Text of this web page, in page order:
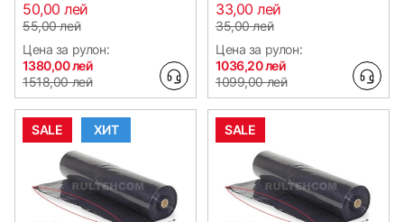
50,00 лей
55,00 лей
Цена за рулон:
1380,00 лей
1518,00 лей
33,00 лей
35,00 лей
Цена за рулон:
1036,20 лей
1099,00 лей
SALE ХИТ SALE